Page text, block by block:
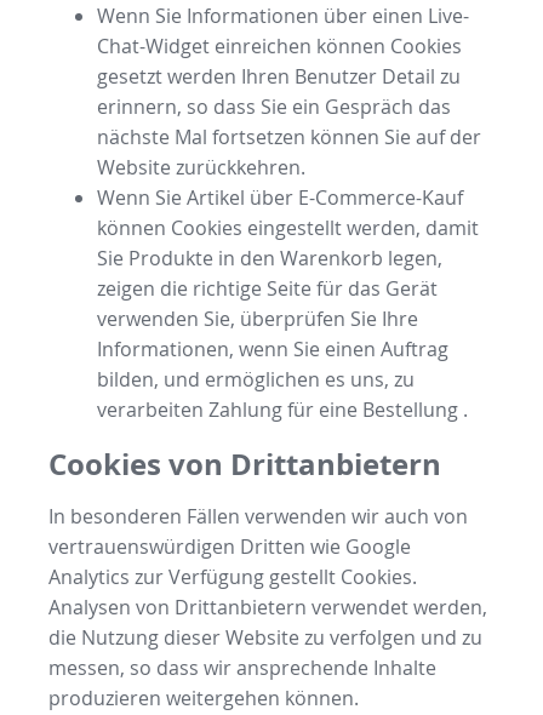
Wenn Sie Informationen über einen Live-
Chat-Widget einreichen können Cookies
gesetzt werden Ihren Benutzer Detail zu
erinnern, so dass Sie ein Gespräch das
nächste Mal fortsetzen können Sie auf der
Website zurückkehren.
Wenn Sie Artikel über E-Commerce-Kauf
können Cookies eingestellt werden, damit
Sie Produkte in den Warenkorb legen,
zeigen die richtige Seite für das Gerät
verwenden Sie, überprüfen Sie Ihre
Informationen, wenn Sie einen Auftrag
bilden, und ermöglichen es uns, zu
verarbeiten Zahlung für eine Bestellung .
Cookies von Drittanbietern
In besonderen Fällen verwenden wir auch von
vertrauenswürdigen Dritten wie Google
Analytics zur Verfügung gestellt Cookies.
Analysen von Drittanbietern verwendet werden,
die Nutzung dieser Website zu verfolgen und zu
messen, so dass wir ansprechende Inhalte
produzieren weitergehen können.